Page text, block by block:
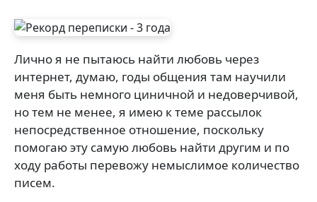
Лично я не пытаюсь найти любовь через
интернет, думаю, годы общения там научили
меня быть немного циничной и недоверчивой,
но тем не менее, я имею к теме рассылок
непосредственное отношение, поскольку
помогаю эту самую любовь найти другим и по
ходу работы перевожу немыслимое количество
писем.